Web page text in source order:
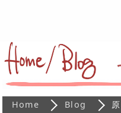
Home Blog